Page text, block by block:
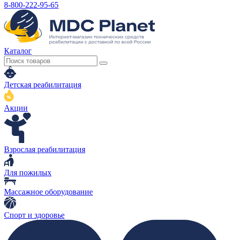
8-800-222-95-65
Каталог
Детская реабилитация
Акции
Взрослая реабилитация
Для пожилых
Массажное оборудование
Спорт и здоровье